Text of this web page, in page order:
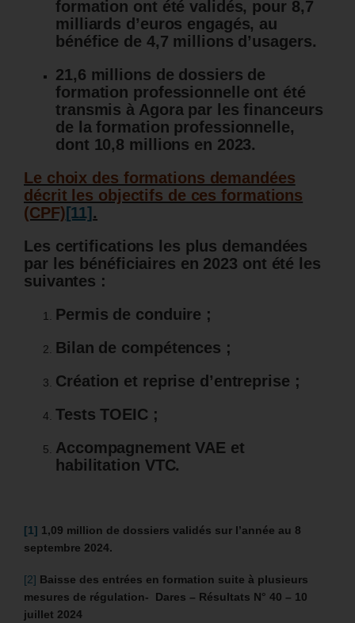
formation ont été validés, pour 8,7
milliards d’euros engagés, au
bénéfice de 4,7 millions d’usagers.
21,6 millions de dossiers de
formation professionnelle ont été
transmis à Agora par les financeurs
de la formation professionnelle,
dont 10,8 millions en 2023.
Le choix des formations demandées
décrit les objectifs de ces formations
(CPF) [11] .
Les certifications les plus demandées
par les bénéficiaires en 2023 ont été les
suivantes :
Permis de conduire ;
Bilan de compétences ;
Création et reprise d’entreprise ;
Tests TOEIC ;
Accompagnement VAE et
habilitation VTC.
[1] 1,09 million de dossiers validés sur l’année au 8
septembre 2024.
[2] Baisse des entrées en formation suite à plusieurs
mesures de régulation- Dares – Résultats N° 40 – 10
juillet 2024